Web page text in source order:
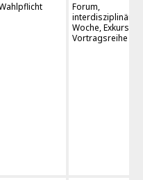
Forum,
interdisziplinäre
Woche, Exkursion,
Vortragsreihe